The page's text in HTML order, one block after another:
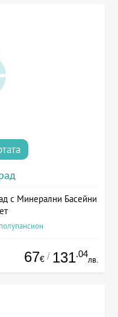
с Минерални Басейни
67€ / 131.04
лв.